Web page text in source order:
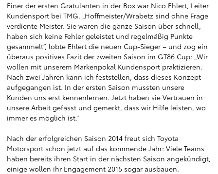
Einer der ersten Gratulanten in der Box war Nico Ehlert, Leiter
Kundensport bei TMG. „Hoffmeister/Wrabetz sind ohne Frage
verdiente Meister. Sie waren die ganze Saison über schnell,
haben sich keine Fehler geleistet und regelmäßig Punkte
gesammelt“, lobte Ehlert die neuen Cup-Sieger – und zog ein
überaus positives Fazit der zweiten Saison im GT86 Cup: „Wir
wollen mit unserem Markenpokal Kundensport praktizieren.
Nach zwei Jahren kann ich feststellen, dass dieses Konzept
aufgegangen ist. In der ersten Saison mussten unsere
Kunden uns erst kennenlernen. Jetzt haben sie Vertrauen in
unsere Arbeit gefasst und gemerkt, dass wir Hilfe leisten, wo
immer es möglich ist.“
Nach der erfolgreichen Saison 2014 freut sich Toyota
Motorsport schon jetzt auf das kommende Jahr: Viele Teams
haben bereits ihren Start in der nächsten Saison angekündigt,
einige wollen ihr Engagement 2015 sogar ausbauen.